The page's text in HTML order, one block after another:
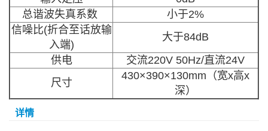
总谐波失真系数
小于2%
信噪比(折合至话放输
入端)
大于84dB
供电
交流220V 50Hz/直流24V
尺寸
430×390×130mm（宽x高x
深）
详情